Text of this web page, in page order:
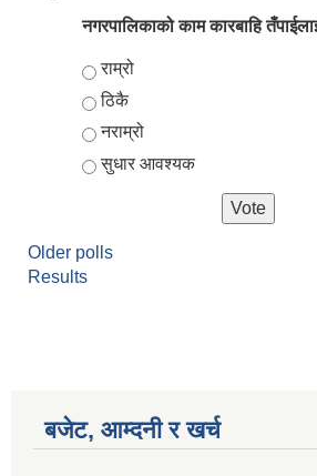
नगरपालिकाको काम कारबाहि
Choices
राम्रो
ठिकै
नराम्रो
सुधार आवश्यक
Older polls
Results
बजेट, आम्दनी र खर्च